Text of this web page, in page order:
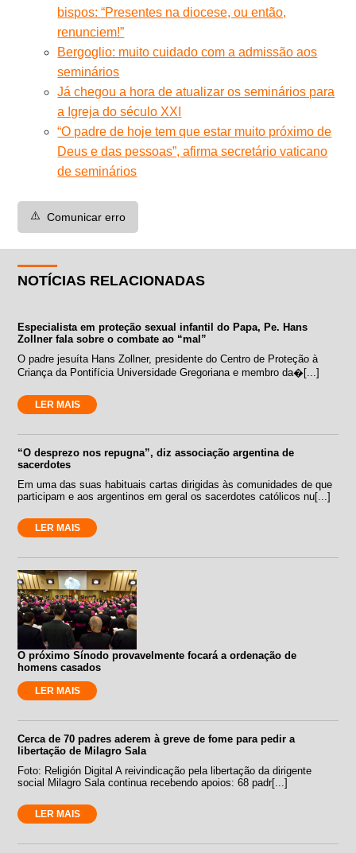
bispos: “Presentes na diocese, ou então,
renunciem!”
Bergoglio: muito cuidado com a admissão aos
seminários
Já chegou a hora de atualizar os seminários para
a Igreja do século XXI
“O padre de hoje tem que estar muito próximo de
Deus e das pessoas”, afirma secretário vaticano
de seminários
⚠️ Comunicar erro
NOTÍCIAS RELACIONADAS
Especialista em proteção sexual infantil do Papa, Pe. Hans
Zollner fala sobre o combate ao “mal”
O padre jesuíta Hans Zollner, presidente do Centro de Proteção à
Criança da Pontifícia Universidade Gregoriana e membro da�[...]
LER MAIS
“O desprezo nos repugna”, diz associação argentina de
sacerdotes
Em uma das suas habituais cartas dirigidas às comunidades de que
participam e aos argentinos em geral os sacerdotes católicos nu[...]
LER MAIS
O próximo Sínodo provavelmente focará a ordenação de
homens casados
LER MAIS
Cerca de 70 padres aderem à greve de fome para pedir a
libertação de Milagro Sala
Foto: Religión Digital A reivindicação pela libertação da dirigente
social Milagro Sala continua recebendo apoios: 68 padr[...]
LER MAIS